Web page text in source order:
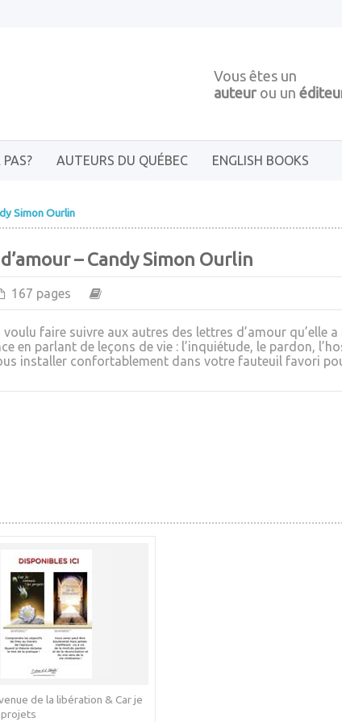
Vous êtes un
auteurou un
AUTEURS DU QUÉBEC ENGLISH BOOKS
Simon Ourlin
– Candy Simon Ourlin
167 pages
voulu faire suivre aux autres des lettres d’amour qu’elle
en parlant de leçons de vie : l’inquiétude, le pardon,
installer confortablement dans votre fauteuil favori
de la libération & Car je
projets